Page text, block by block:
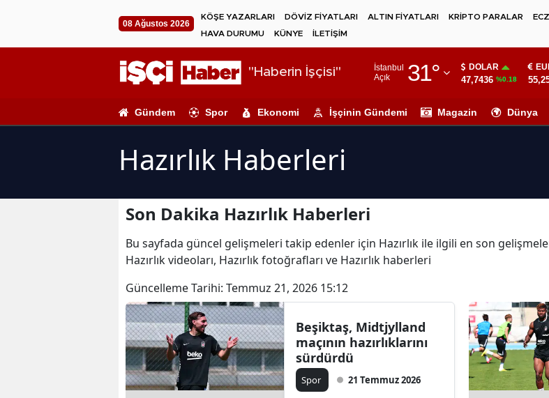
08 Ağustos 2026
KÖŞE YAZARLARI DÖVİZ FİYATLARI ALTIN FİYATLARI KRİPTO PARALAR
HAVA DURUMU
KÜNYE İLETİŞİM
"Haberin İşçisi"
İstanbul
Açık
31°
Adıyaman
Ağrı
Artvin
Balıkesir
Bilecik
Bitlis
DOLAR
47,7436 %0.18
Gündem Spor Ekonomi İşçinin Gündemi Magazin Dünya
Hazırlık Haberleri
Son Dakika Hazırlık Haberleri
Bu sayfada güncel gelişmeleri takip edenler için Hazırlık ile ilgili en son
Hazırlık videoları, Hazırlık fotoğrafları ve Hazırlık haberleri
Güncelleme Tarihi: Temmuz 21, 2026 15:12
Beşiktaş, Midtjylland
maçının hazırlıklarını
sürdürdü
Spor 21 Temmuz 2026